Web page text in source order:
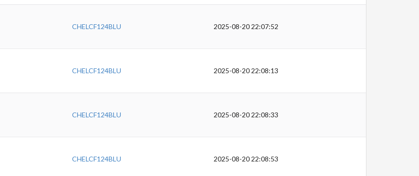
CHELCF124BLU 2025-08-20 22:07:52
CHELCF124BLU 2025-08-20 22:08:13
CHELCF124BLU 2025-08-20 22:08:33
CHELCF124BLU 2025-08-20 22:08:53